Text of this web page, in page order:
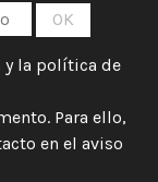
y la política de
Para ello,
en el aviso